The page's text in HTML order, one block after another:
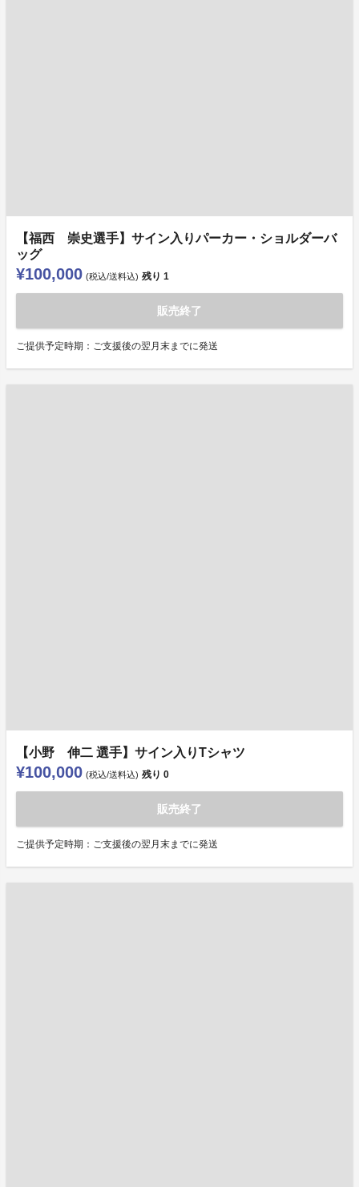
【福西 崇史選手】サイン入りパーカー・ショルダーバ
ッグ
¥100,000 (税込/送料込) 残り 1
販売終了
ご提供予定時期：ご支援後の翌月末までに発送
【小野 伸二 選手】サイン入りTシャツ
¥100,000 (税込/送料込) 残り 0
販売終了
ご提供予定時期：ご支援後の翌月末までに発送